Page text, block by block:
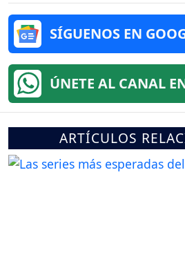
SÍGUENOS EN
ÚNETE AL CANAL
ARTÍCULOS